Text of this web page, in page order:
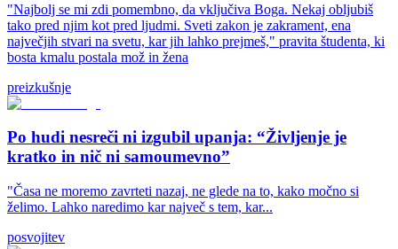
"Najbolj se mi zdi pomembno, da vključiva Boga. Nekaj obljubiš
tako pred njim kot pred ljudmi. Sveti zakon je zakrament, ena
največjih stvari na svetu, kar jih lahko prejmeš," pravita študenta, ki
bosta kmalu postala mož in žena
preizkušnje
Po hudi nesreči ni izgubil upanja: “Življenje je
kratko in nič ni samoumevno”
"Časa ne moremo zavrteti nazaj, ne glede na to, kako močno si
želimo. Lahko naredimo kar največ s tem, kar...
posvojitev